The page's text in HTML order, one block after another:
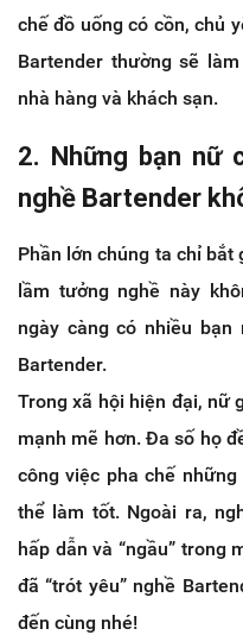
chế đồ uống có cồn, chủ
Bartender thường sẽ
nhà hàng và khách sạn.
2. Những bạn nữ
nghề Bartender
Phần lớn chúng ta chỉ
lầm tưởng nghề này
ngày càng có nhiều
Bartender.
Trong xã hội hiện đại, nữ
mạnh mẽ hơn. Đa số họ
công việc pha chế
thể làm tốt. Ngoài ra,
hấp dẫn và “ngầu” trong
đã “trót yêu” nghề
đến cùng nhé!